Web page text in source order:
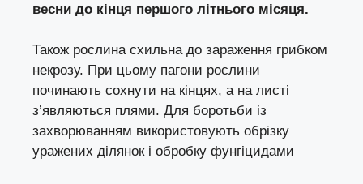
весни до кінця першого літнього місяця.
Також рослина схильна до зараження грибком
некрозу. При цьому пагони рослини
починають сохнути на кінцях, а на листі
з’являються плями. Для боротьби із
захворюванням використовують обрізку
уражених ділянок і обробку фунгіцидами